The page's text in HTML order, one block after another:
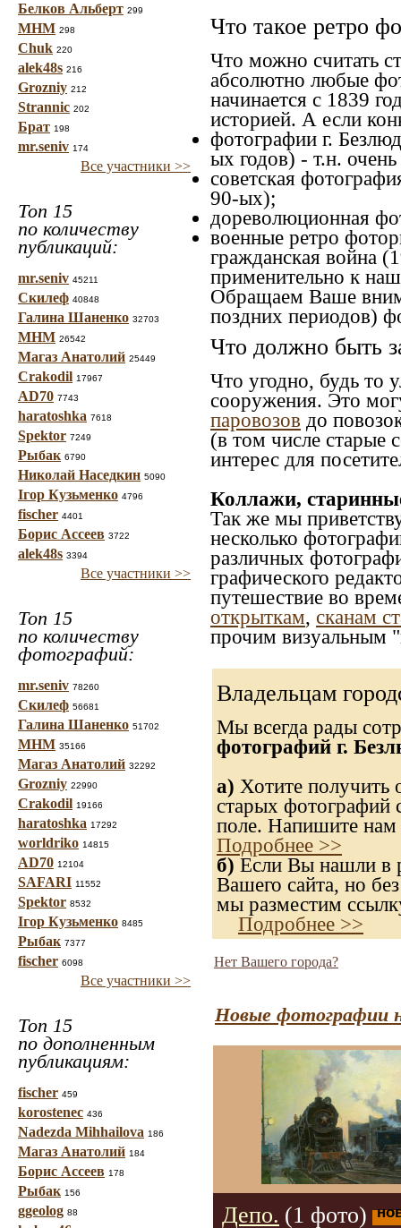
Белков Альберт 299
МНМ 298
Chuk 220
alek48s 216
Grozniy 212
Strannic 202
Брат 198
mr.seniv 174
Все участники >>
Топ 15
по количеству
публикаций:
mr.seniv 45211
Скилеф 40848
Галина Шаненко 32703
МНМ 26542
Магаз Анатолий 25449
Crakodil 17967
AD70 7743
haratoshka 7618
Spektor 7249
Рыбак 6790
Николай Наседкин 5090
Ігор Кузьменко 4796
fischer 4401
Борис Ассеев 3722
alek48s 3394
Все участники >>
Топ 15
по количеству
фотографий:
mr.seniv 78260
Скилеф 56681
Галина Шаненко 51702
МНМ 35166
Магаз Анатолий 32292
Grozniy 22990
Crakodil 19166
haratoshka 17292
worldriko 14815
AD70 12104
SAFARI 11552
Spektor 8532
Ігор Кузьменко 8485
Рыбак 7377
fischer 6098
Все участники >>
Топ 15
по дополненным
публикациям:
fischer 459
korostenec 436
Nadezda Mihhailova 186
Магаз Анатолий 184
Борис Ассеев 178
Рыбак 156
ggeolog 88
Что такое ретро
Что можно считать
абсолютно любые
начинается с 1839
историей. А если
фотографии г.
ых годов) - т.н.
советская
90-ых);
дореволюционная
военные ретро
гражданская война
применительно к
Обращаем Ваше
поздних периодов)
Что должно быть
Что угодно, будь то
сооружения. Это
паровозов до
(в том числе старые
интерес для
Коллажи,
Так же мы
несколько
различных
графического
путешествие во
открыткам, сканам
прочим визуальным
Владельцам
Мы всегда рады
фотографий г.
а) Хотите получить
старых фотографий
поле. Напишите нам
Подробнее >>
б) Если Вы нашли в
Вашего сайта, но
мы разместим
Подробнее >>
Нет Вашего города?
Новые фотографии
Депо. (1 фото)